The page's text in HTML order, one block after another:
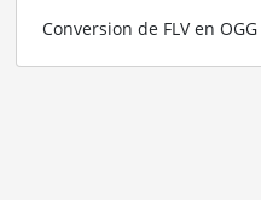
Conversion de FLV en